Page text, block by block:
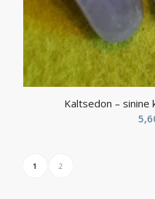
Kaltsedon – sinine
1 2